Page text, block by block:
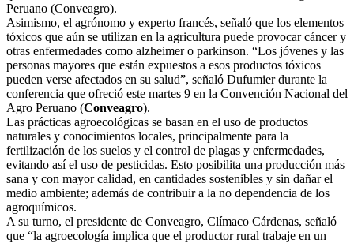
Peruano (Conveagro).
Asimismo, el agrónomo y experto francés, señaló que los elementos
tóxicos que aún se utilizan en la agricultura puede provocar cáncer y
otras enfermedades como alzheimer o parkinson. “Los jóvenes y las
personas mayores que están expuestos a esos productos tóxicos
pueden verse afectados en su salud”, señaló Dufumier durante la
conferencia que ofreció este martes 9 en la Convención Nacional del
Agro Peruano (Conveagro).
Las prácticas agroecológicas se basan en el uso de productos
naturales y conocimientos locales, principalmente para la
fertilización de los suelos y el control de plagas y enfermedades,
evitando así el uso de pesticidas. Esto posibilita una producción más
sana y con mayor calidad, en cantidades sostenibles y sin dañar el
medio ambiente; además de contribuir a la no dependencia de los
agroquímicos.
A su turno, el presidente de Conveagro, Clímaco Cárdenas, señaló
que “la agroecología implica que el productor rural trabaje en un